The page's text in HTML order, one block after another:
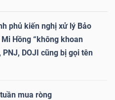
phủ kiến nghị xử lý Bảo
Hồng “không khoan
PNJ, DOJI cũng bị gọi tên
mua ròng